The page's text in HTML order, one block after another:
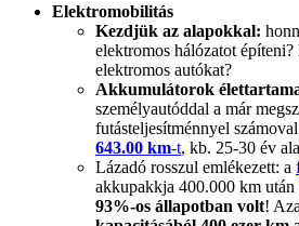
Elektromobilitás
Kezdjük az alapokkal:
elektromos hálózatot
elektromos autókat?
Akkumulátorok
személyautóddal a már
futásteljesítménnyel
643.00 km-t, kb. 25-30 év
Lázadó rosszul emlékezett: a
akkupakkja 400.000 km
93%-os állapotban volt!